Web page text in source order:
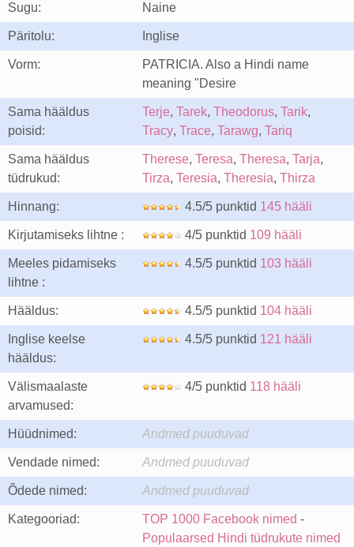
Sugu: Naine
Päritolu: Inglise
Vorm:
PATRICIA. Also a Hindi name
meaning "Desire
Sama hääldus
poisid:
Terje, Tarek, Theodorus, Tarik,
Tracy, Trace, Tarawg, Tariq
Sama hääldus
tüdrukud:
Therese, Teresa, Theresa, Tarja,
Tirza, Teresia, Theresia, Thirza
Hinnang: 4.5/5 punktid 145 hääli
Kirjutamiseks lihtne : 4/5 punktid 109 hääli
Meeles pidamiseks
lihtne :
4.5/5 punktid 103 hääli
Hääldus: 4.5/5 punktid 104 hääli
Inglise keelse
hääldus:
4.5/5 punktid 121 hääli
Välismaalaste
arvamused:
4/5 punktid 118 hääli
Hüüdnimed: Andmed puuduvad
Vendade nimed: Andmed puuduvad
Õdede nimed: Andmed puuduvad
Kategooriad: TOP 1000 Facebook nimed -
Populaarsed Hindi tüdrukute nimed